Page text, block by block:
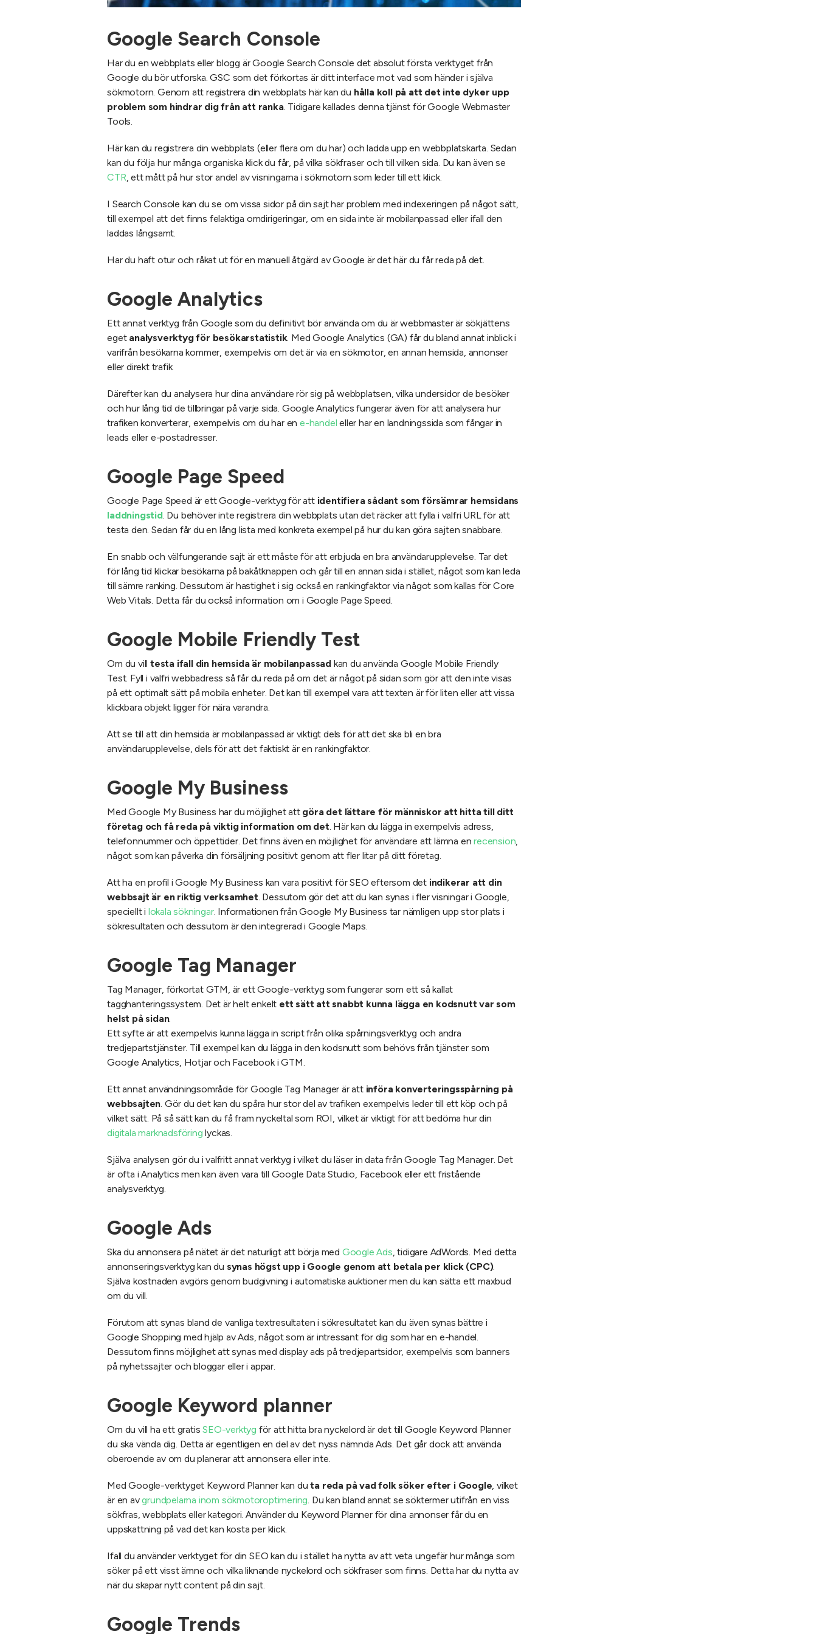
Google Search Console
Har du en webbplats eller blogg är Google Search Console det absolut första verktyget från
Google du bör utforska. GSC som det förkortas är ditt interface mot vad som händer i själva
sökmotorn. Genom att registrera din webbplats här kan du hålla koll på att det inte dyker upp
problem som hindrar dig från att ranka. Tidigare kallades denna tjänst för Google Webmaster
Tools.
Här kan du registrera din webbplats (eller flera om du har) och ladda upp en webbplatskarta. Sedan
kan du följa hur många organiska klick du får, på vilka sökfraser och till vilken sida. Du kan även se
CTR , ett mått på hur stor andel av visningarna i sökmotorn som leder till ett klick.
I Search Console kan du se om vissa sidor på din sajt har problem med indexeringen på något sätt,
till exempel att det finns felaktiga omdirigeringar, om en sida inte är mobilanpassad eller ifall den
laddas långsamt.
Har du haft otur och råkat ut för en manuell åtgärd av Google är det här du får reda på det.
Google Analytics
Ett annat verktyg från Google som du definitivt bör använda om du är webbmaster är sökjättens
eget analysverktyg för besökarstatistik . Med Google Analytics (GA) får du bland annat inblick i
varifrån besökarna kommer, exempelvis om det är via en sökmotor, en annan hemsida, annonser
eller direkt trafik.
Därefter kan du analysera hur dina användare rör sig på webbplatsen, vilka undersidor de besöker
och hur lång tid de tillbringar på varje sida. Google Analytics fungerar även för att analysera hur
trafiken konverterar, exempelvis om du har en e-handel eller har en landningssida som fångar in
leads eller e-postadresser.
Google Page Speed
Google Page Speed är ett Google-verktyg för att identifiera sådant som försämrar hemsidans
laddningstid. Du behöver inte registrera din webbplats utan det räcker att fylla i valfri URL för att
testa den. Sedan får du en lång lista med konkreta exempel på hur du kan göra sajten snabbare.
En snabb och välfungerande sajt är ett måste för att erbjuda en bra användarupplevelse. Tar det
för lång tid klickar besökarna på bakåtknappen och går till en annan sida i stället, något som kan leda
till sämre ranking. Dessutom är hastighet i sig också en rankingfaktor via något som kallas för Core
Web Vitals. Detta får du också information om i Google Page Speed.
Google Mobile Friendly Test
Om du vill testa ifall din hemsida är mobilanpassad kan du använda Google Mobile Friendly
Test. Fyll i valfri webbadress så får du reda på om det är något på sidan som gör att den inte visas
på ett optimalt sätt på mobila enheter. Det kan till exempel vara att texten är för liten eller att vissa
klickbara objekt ligger för nära varandra.
Att se till att din hemsida är mobilanpassad är viktigt dels för att det ska bli en bra
användarupplevelse, dels för att det faktiskt är en rankingfaktor.
Google My Business
Med Google My Business har du möjlighet att göra det lättare för människor att hitta till ditt
företag och få reda på viktig information om det . Här kan du lägga in exempelvis adress,
telefonnummer och öppettider. Det finns även en möjlighet för användare att lämna enrecension
något som kan påverka din försäljning positivt genom att fler litar på ditt företag.
Att ha en profil i Google My Business kan vara positivt för SEO eftersom det indikerar att din
webbsajt är en riktig verksamhet . Dessutom gör det att du kan synas i fler visningar i Google,
speciellt i lokala sökningar. Informationen från Google My Business tar nämligen upp stor plats i
sökresultaten och dessutom är den integrerad i Google Maps.
Google Tag Manager
Tag Manager, förkortat GTM, är ett Google-verktyg som fungerar som ett så kallat
tagghanteringssystem. Det är helt enkelt ett sätt att snabbt kunna lägga en kodsnutt var som
helst på sidan.
Ett syfte är att exempelvis kunna lägga in script från olika spårningsverktyg och andra
tredjepartstjänster. Till exempel kan du lägga in den kodsnutt som behövs från tjänster som
Google Analytics, Hotjar och Facebook i GTM.
Ett annat användningsområde för Google Tag Manager är att införa konverteringsspårning på
webbsajten . Gör du det kan du spåra hur stor del av trafiken exempelvis leder till ett köp och på
vilket sätt. På så sätt kan du få fram nyckeltal som ROI, vilket är viktigt för att bedöma hur din
digitala marknadsföring lyckas.
Själva analysen gör du i valfritt annat verktyg i vilket du läser in data från Google Tag Manager. Det
är ofta i Analytics men kan även vara till Google Data Studio, Facebook eller ett fristående
analysverktyg.
Google Ads
Ska du annonsera på nätet är det naturligt att börja med Google Ads , tidigare AdWords. Med detta
annonseringsverktyg kan du synas högst upp i Google genom att betala per klick (CPC).
Själva kostnaden avgörs genom budgivning i automatiska auktioner men du kan sätta ett maxbud
om du vill.
Förutom att synas bland de vanliga textresultaten i sökresultatet kan du även synas bättre i
Google Shopping med hjälp av Ads, något som är intressant för dig som har en e-handel.
Dessutom finns möjlighet att synas med display ads på tredjepartsidor, exempelvis som banners
på nyhetssajter och bloggar eller i appar.
Google Keyword planner
Om du vill ha ett gratisSEO-verktyg för att hitta bra nyckelord är det till Google Keyword Planner
du ska vända dig. Detta är egentligen en del av det nyss nämnda Ads. Det går dock att använda
oberoende av om du planerar att annonsera eller inte.
Med Google-verktyget Keyword Planner kan duta reda på vad folk söker efter i Google , vilket
är en avgrundpelarna inom sökmotoroptimering . Du kan bland annat se söktermer utifrån en viss
sökfras, webbplats eller kategori. Använder du Keyword Planner för dina annonser får du en
uppskattning på vad det kan kosta per klick.
Ifall du använder verktyget för din SEO kan du i stället ha nytta av att veta ungefär hur många som
söker på ett visst ämne och vilka liknande nyckelord och sökfraser som finns. Detta har du nytta av
när du skapar nytt content på din sajt.
Google Trends